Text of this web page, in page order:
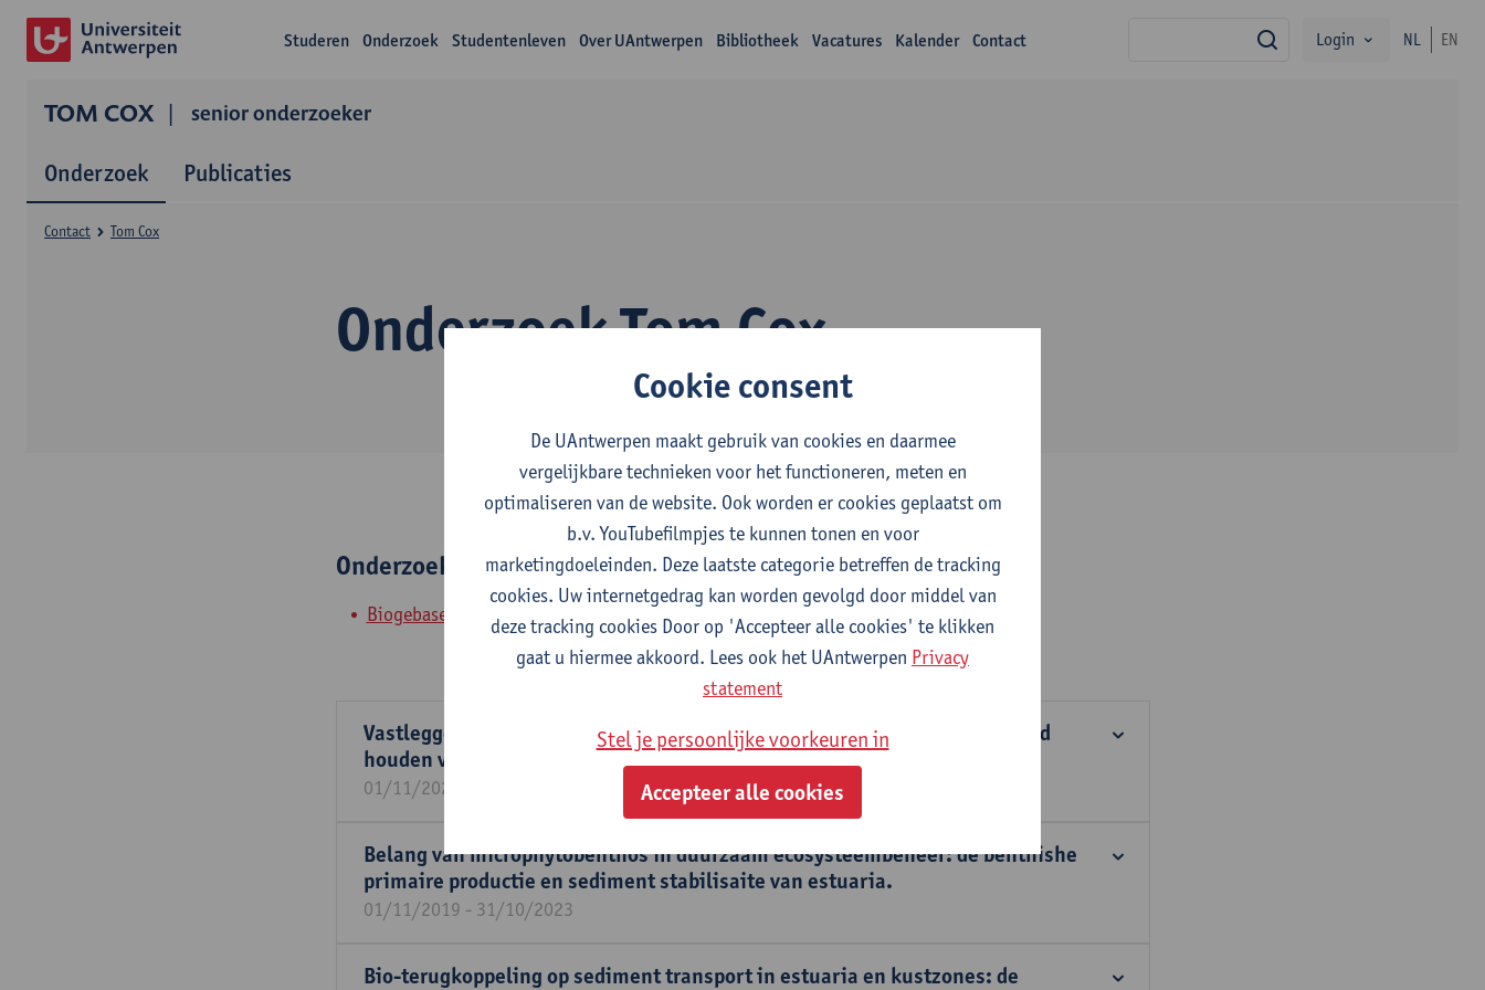
Studeren Onderzoek Studentenleven Over UAntwerpen Bibliotheek Vacatures Kalender Contact zoekLogin NL EN
TOM COX senior onderzoeker
Onderzoek Publicaties
Onderzoek Tom Cox
Contact Tom Cox
Onderzoeksgroep
Biogebaseerde duurzaamheidsengineering (SUSTAIN)
Vastleggen van de evolutie van zwevende deeltjes in estuaria: het in stand
houden van vitale ecosystemen.
01/11/2025 - 31/10/2029
Belang van microphytobenthos in duurzaam ecosysteembeheer: de benthishe
primaire productie en sediment stabilisaite van estuaria.
01/11/2019 - 31/10/2023
Bio-terugkoppeling op sediment transport in estuaria en kustzones: de
Cookie consent
De UAntwerpen maakt gebruik van cookies en daarmee
vergelijkbare technieken voor het functioneren, meten en
optimaliseren van de website. Ook worden er cookies geplaatst om
b.v. YouTubefilmpjes te kunnen tonen en voor
marketingdoeleinden. Deze laatste categorie betreffen de tracking
cookies. Uw internetgedrag kan worden gevolgd door middel van
deze tracking cookies Door op 'Accepteer alle cookies' te klikken
gaat u hiermee akkoord. Lees ook het UAntwerpen Privacy
statement
Stel je persoonlijke voorkeuren in
Accepteer alle cookies